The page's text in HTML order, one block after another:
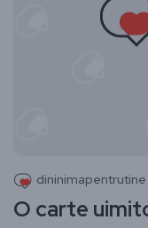
dininimapentrutine
O carte